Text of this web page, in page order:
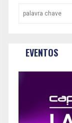
EVENTOS